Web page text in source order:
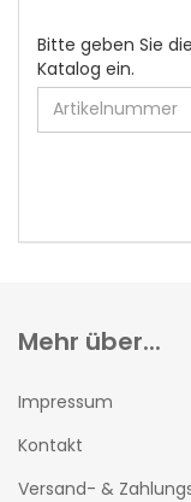
BITTE
GEBEN
SIE
DIE
ARTIKELNUMMER
EIN.
Bitte geben Sie
Katalog ein.
Mehr über...
Impressum
Kontakt
Versand- &